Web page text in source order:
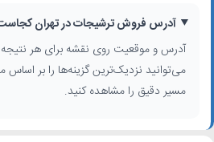
آدرس فروش ترشیجات در تهران
آدرس و موقعیت روی نقشه برای هر
می‌توانید نزدیک‌ترین گزینه‌ها را بر
مسیر دقیق را مشاهده کنید.